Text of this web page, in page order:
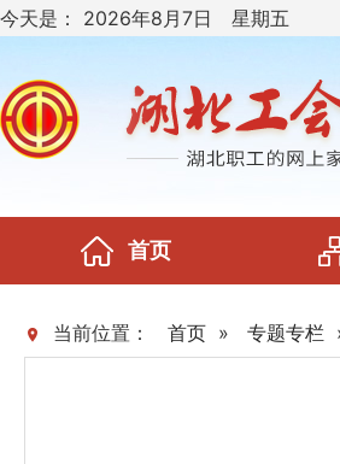
今天是： 2026年8月7日 星期五
首页
当前位置： 首页 » 专题专栏